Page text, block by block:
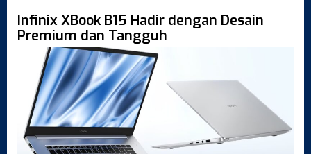
Infinix XBook B15 Hadir dengan Desain
Premium dan Tangguh